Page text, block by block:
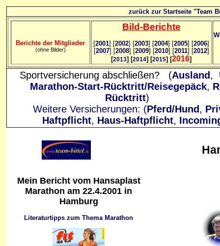
zurück zur Startseite "Team
Berichte der Mitglieder
(ohne Bilder)
Bild-Berichte
[2001] [2002] [2003] [2004] [2005] [2006]
[2007] [2008] [2009] [2010] [2011] [2012]
[2013] [2014] [2015] [2016]
Sportversicherung abschließen? (Ausland,
Marathon-Start-Rücktritt/Reisegepäck,
Rücktritt)
Weitere Versicherungen: (Pferd/Hund,
Haftpflicht, Haus-Haftpflicht,
Mein Bericht vom Hansaplast
Marathon am 22.4.2001 in
Hamburg
Literaturtipps zum Thema Marathon